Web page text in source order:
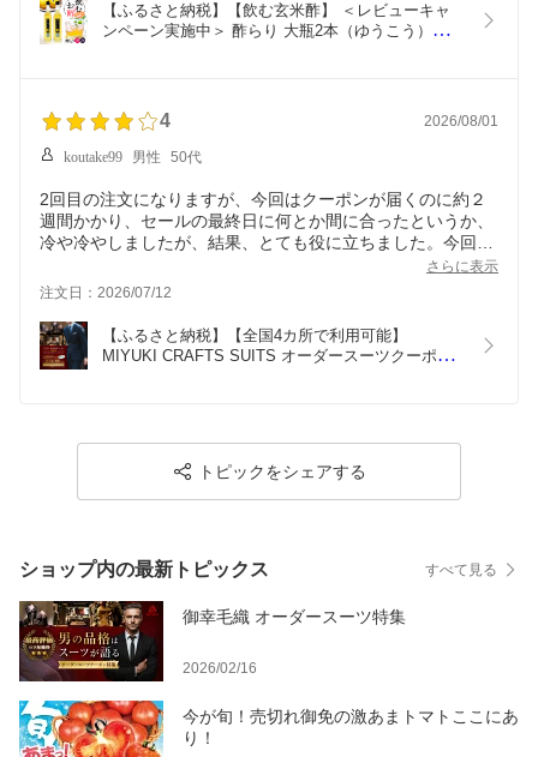
【ふるさと納税】【飲む玄米酢】 ＜レビューキャ
ンペーン実施中＞ 酢らり 大瓶2本（ゆうこう）
4 2026/08/01
koutake99 男性 50代
2回目の注文になりますが、今回はクーポンが届くのに約２
週間かかり、セールの最終日に何とか間に合ったというか、
冷や冷やしましたが、結果、とても役に立ちました。今回は
さらに表示
注文日：2026/07/12
【ふるさと納税】【全国4カ所で利用可能】
MIYUKI CRAFTS SUITS オーダースーツクーポン
トピックをシェアする
ショップ内の最新トピックス すべて見る
御幸毛織 オーダースーツ特集
2026/02/16
今が旬！売切れ御免の激あまトマトここにあ
り！